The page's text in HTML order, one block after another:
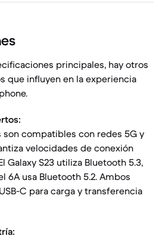
principales, hay otros
que influyen en la experiencia
compatibles con redes 5G y
velocidades de conexión
Galaxy S23 utiliza Bluetooth 5.3,
6A usa Bluetooth 5.2. Ambos
C para carga y transferencia